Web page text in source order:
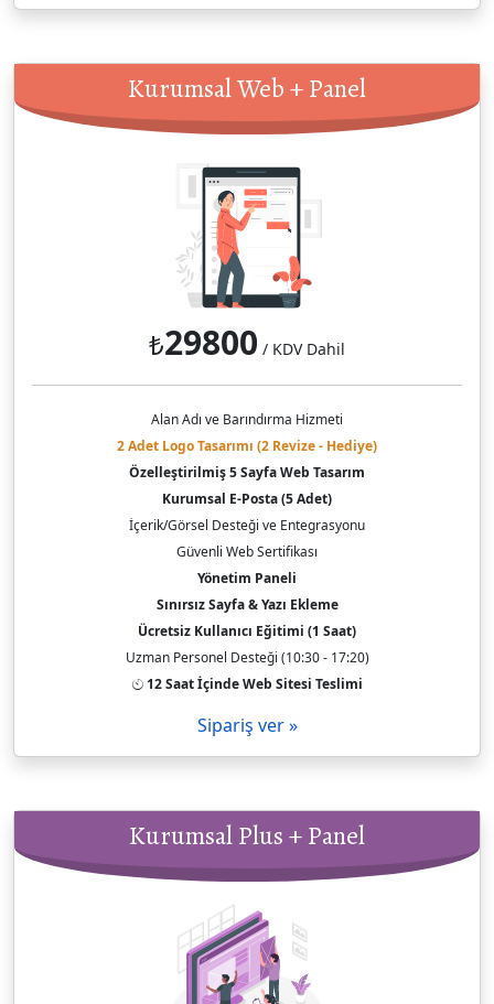
Kurumsal Web + Panel
₺29800 / KDV Dahil
Alan Adı ve Barındırma Hizmeti
2 Adet Logo Tasarımı (2 Revize - Hediye)
Özelleştirilmiş 5 Sayfa Web Tasarım
Kurumsal E-Posta (5 Adet)
İçerik/Görsel Desteği ve Entegrasyonu
Güvenli Web Sertifikası
Yönetim Paneli
Sınırsız Sayfa & Yazı Ekleme
Ücretsiz Kullanıcı Eğitimi (1 Saat)
Uzman Personel Desteği (10:30 - 17:20)
12 Saat İçinde Web Sitesi Teslimi
Sipariş ver »
Kurumsal Plus + Panel